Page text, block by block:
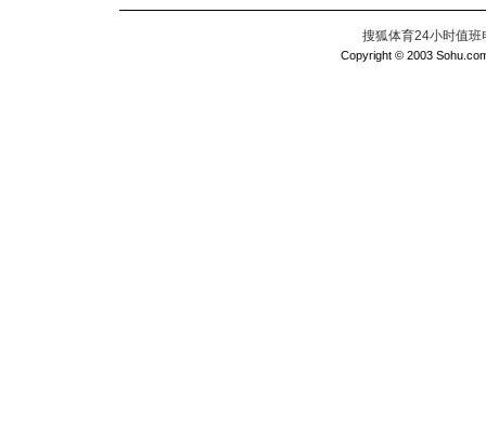
搜狐体育24小时值
Copyright © 2003